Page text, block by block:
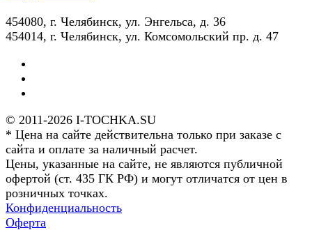
​454080, г. Челябинск, ул. Энгельса, д. 36
454014, г. Челябинск, ул. Комсомольский пр. д. 47
© 2011-2026 I-TOCHKA.SU
* Цена на сайте действительна только при заказе с
сайта и оплате за наличный расчет.
Цены, указанные на сайте, не являются публичной
офертой (ст. 435 ГК РФ) и могут отличатся от цен в
розничных точках.
Конфиденциальность
Оферта